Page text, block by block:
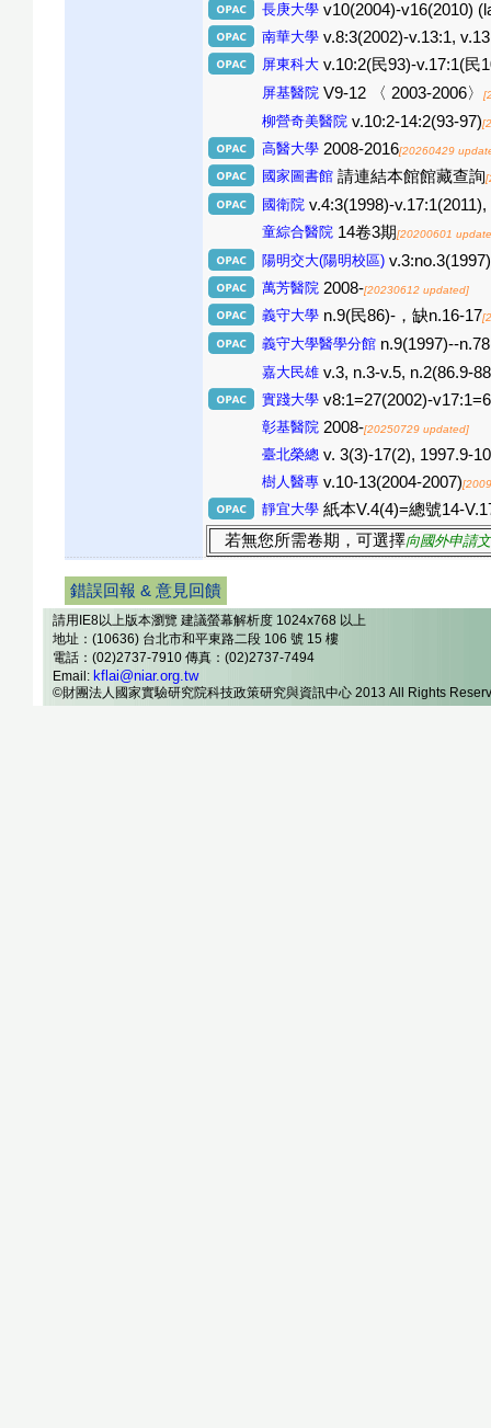
長庚大學 v10(2004)-v16(2010)
南華大學 v.8:3(2002)-v.13:1,
屏東科大 v.10:2(民93)-v.17:1(民
屏基醫院 V9-12 〈 2003-2006〉
柳營奇美醫院 v.10:2-14:2(93-97)
高醫大學 2008-2016[20260429
國家圖書館 請連結本館館藏查詢
國衛院 v.4:3(1998)-
童綜合醫院 14卷3期[20200601
陽明交大(陽明校區)
萬芳醫院 2008-[20230612 updated]
義守大學 n.9(民86)-，缺n.16-17
義守大學醫學分館 n.9(1997)--
嘉大民雄 v.3, n.3-v.5, n.2(86.9-
實踐大學 v8:1=27(2002)-
彰基醫院 2008-[20250729 updated]
臺北榮總 v. 3(3)-17(2), 1997.9-
樹人醫專 v.10-13(2004-2007)
靜宜大學 紙本V.4(4)=總號14-
若無您所需卷期，可選擇向國外申請
錯誤回報 & 意見回饋
請用IE8以上版本瀏覽 建議螢幕解析度 1024x768 以上
地址：(10636) 台北市和平東路二段 106 號 15 樓
電話：(02)2737-7910 傳真：(02)2737-7494
Email: kflai@niar.org.tw
©財團法人國家實驗研究院科技政策研究與資訊中心 2013 All Rights